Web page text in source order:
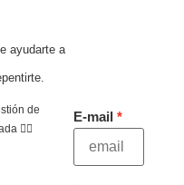
ayudarte a
de
👇🏻
E-mail